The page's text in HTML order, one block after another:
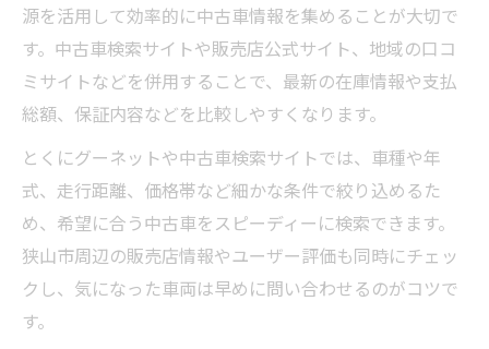
源を活用して効率的に中古車情報を集めることが大切で
す。中古車検索サイトや販売店公式サイト、地域の口コ
ミサイトなどを併用することで、最新の在庫情報や支払
総額、保証内容などを比較しやすくなります。
とくにグーネットや中古車検索サイトでは、車種や年
式、走行距離、価格帯など細かな条件で絞り込めるた
め、希望に合う中古車をスピーディーに検索できます。
狭山市周辺の販売店情報やユーザー評価も同時にチェッ
クし、気になった車両は早めに問い合わせるのがコツで
す。